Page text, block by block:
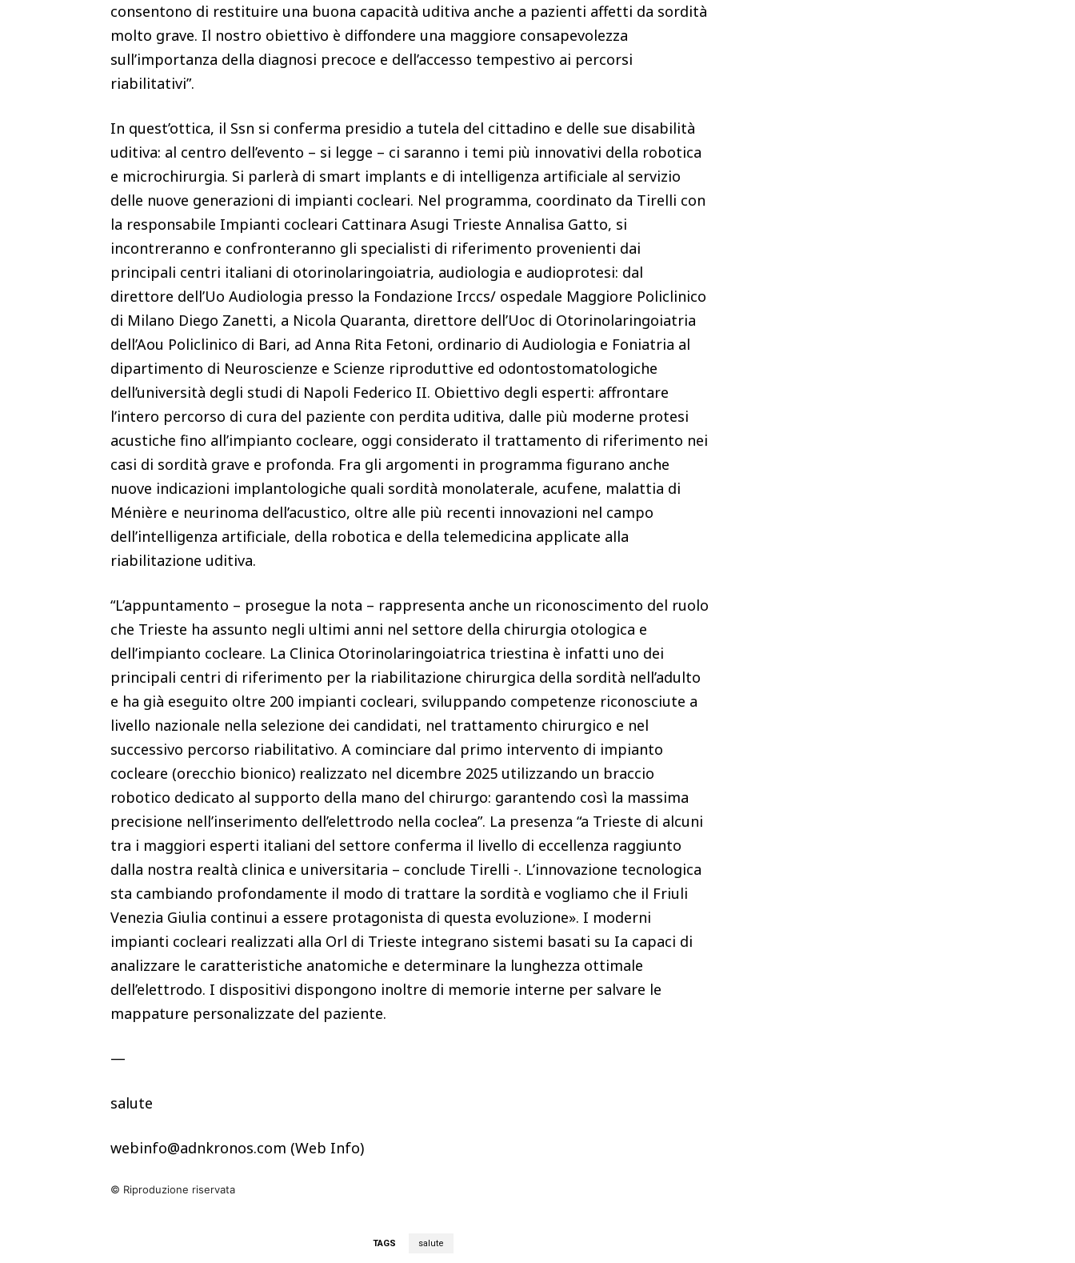
consentono di restituire una buona capacità uditiva anche a pazienti affetti da sordità
molto grave. Il nostro obiettivo è diffondere una maggiore consapevolezza
sull’importanza della diagnosi precoce e dell’accesso tempestivo ai percorsi
riabilitativi”.
In quest’ottica, il Ssn si conferma presidio a tutela del cittadino e delle sue disabilità
uditiva: al centro dell’evento – si legge – ci saranno i temi più innovativi della robotica
e microchirurgia. Si parlerà di smart implants e di intelligenza artificiale al servizio
delle nuove generazioni di impianti cocleari. Nel programma, coordinato da Tirelli con
la responsabile Impianti cocleari Cattinara Asugi Trieste Annalisa Gatto, si
incontreranno e confronteranno gli specialisti di riferimento provenienti dai
principali centri italiani di otorinolaringoiatria, audiologia e audioprotesi: dal
direttore dell’Uo Audiologia presso la Fondazione Irccs/ ospedale Maggiore Policlinico
di Milano Diego Zanetti, a Nicola Quaranta, direttore dell’Uoc di Otorinolaringoiatria
dell’Aou Policlinico di Bari, ad Anna Rita Fetoni, ordinario di Audiologia e Foniatria al
dipartimento di Neuroscienze e Scienze riproduttive ed odontostomatologiche
dell’università degli studi di Napoli Federico II. Obiettivo degli esperti: affrontare
l’intero percorso di cura del paziente con perdita uditiva, dalle più moderne protesi
acustiche fino all’impianto cocleare, oggi considerato il trattamento di riferimento nei
casi di sordità grave e profonda. Fra gli argomenti in programma figurano anche
nuove indicazioni implantologiche quali sordità monolaterale, acufene, malattia di
Ménière e neurinoma dell’acustico, oltre alle più recenti innovazioni nel campo
dell’intelligenza artificiale, della robotica e della telemedicina applicate alla
riabilitazione uditiva.
“L’appuntamento – prosegue la nota – rappresenta anche un riconoscimento del ruolo
che Trieste ha assunto negli ultimi anni nel settore della chirurgia otologica e
dell’impianto cocleare. La Clinica Otorinolaringoiatrica triestina è infatti uno dei
principali centri di riferimento per la riabilitazione chirurgica della sordità nell’adulto
e ha già eseguito oltre 200 impianti cocleari, sviluppando competenze riconosciute a
livello nazionale nella selezione dei candidati, nel trattamento chirurgico e nel
successivo percorso riabilitativo. A cominciare dal primo intervento di impianto
cocleare (orecchio bionico) realizzato nel dicembre 2025 utilizzando un braccio
robotico dedicato al supporto della mano del chirurgo: garantendo così la massima
precisione nell’inserimento dell’elettrodo nella coclea”. La presenza “a Trieste di alcuni
tra i maggiori esperti italiani del settore conferma il livello di eccellenza raggiunto
dalla nostra realtà clinica e universitaria – conclude Tirelli -. L’innovazione tecnologica
sta cambiando profondamente il modo di trattare la sordità e vogliamo che il Friuli
Venezia Giulia continui a essere protagonista di questa evoluzione». I moderni
impianti cocleari realizzati alla Orl di Trieste integrano sistemi basati su Ia capaci di
analizzare le caratteristiche anatomiche e determinare la lunghezza ottimale
dell’elettrodo. I dispositivi dispongono inoltre di memorie interne per salvare le
mappature personalizzate del paziente.
—
salute
webinfo@adnkronos.com (Web Info)
© Riproduzione riservata
TAGS salute